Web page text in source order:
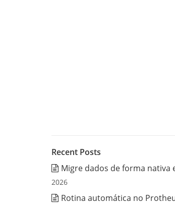
Recent Posts
Migre dados de forma nativa
2026
Rotina automática no